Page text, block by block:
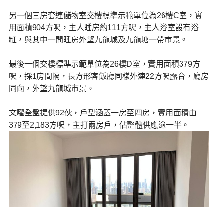
另一個三房套連儲物室交樓標準示範單位為26樓C室，實
用面積904方呎，主人睡房約111方呎，主人浴室設有浴
缸，與其中一間睡房外望九龍城及九龍塘一帶市景。
最後一個交樓標準示範單位為26樓D室，實用面積379方
呎，採1房間隔，長方形客飯廳同樣外連22方呎露台，廳房
同向，外望九龍城市景。
文曜全盤提供92伙，戶型涵蓋一房至四房，實用面積由
379至2,183方呎，主打兩房戶，佔整體供應逾一半。